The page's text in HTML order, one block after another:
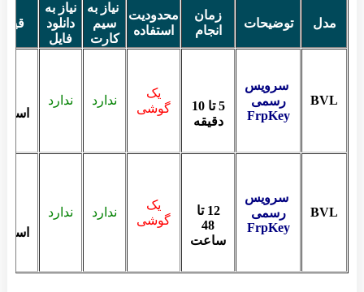
مدل توضیحات
زمان
انجام
محدودیت
استفاده
نیاز به
سیم
کارت
نیاز به
دانلود
فایل
BVL
سرویس
رسمی
FrpKey
5 تا 10
دقیقه
یک
گوشی
ندارد
ندارد
BVL
سرویس
رسمی
FrpKey
12 تا
48
ساعت
یک
گوشی
ندارد
ندارد